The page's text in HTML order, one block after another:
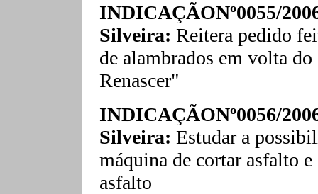
INDICAÇÃONº0055/
Silveira: Reitera pedido
de alambrados em volta
Renascer"
INDICAÇÃONº0056/
Silveira: Estudar a
máquina de cortar asfalto
asfalto